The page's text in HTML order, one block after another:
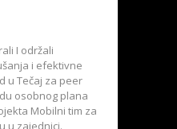
I održali
i efektivne
u Tečaj za peer
osobnog plana
Mobilni tim za
u zajednici.